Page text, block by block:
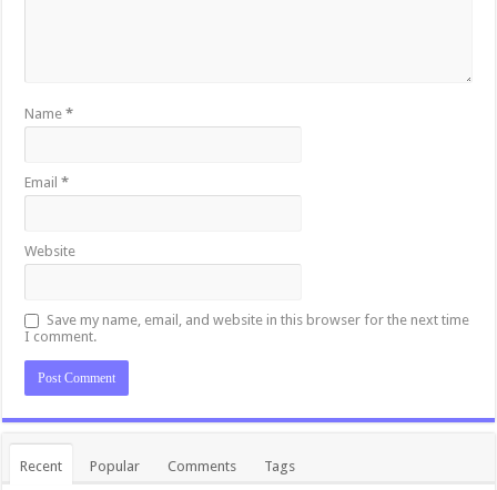
Name*
Email*
Website
Save my name, email, and website in this browser for the next time
I comment.
Recent Popular Comments Tags